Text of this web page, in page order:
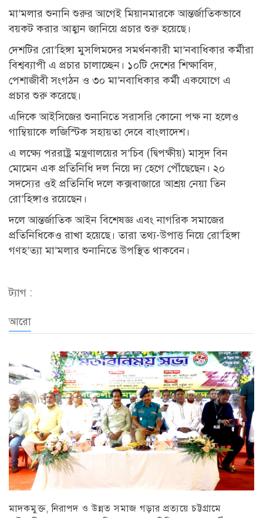
মা’মলার শুনানি শুরুর আগেই মিয়ানমারকে আন্তর্জাতিকভাবে
বয়কট করার আহ্বান জানিয়ে প্রচার শুরু হয়েছে।
দেশটির রো’হিঙ্গা মুসলিমদের সমর্থনকারী মা’নবাধিকার কর্মীরা
বিশ্বব্যাপী এ প্রচার চালাচ্ছেন। ১০টি দেশের শিক্ষাবিদ,
পেশাজীবী সংগঠন ও ৩০ মা’নবাধিকার কর্মী একযোগে এ
প্রচার শুরু করেছে।
এদিকে আইসিজের শুনানিতে সরাসরি কোনো পক্ষ না হলেও
গাম্বিয়াকে লজিস্টিক সহায়তা দেবে বাংলাদেশ।
এ লক্ষ্যে পররাষ্ট্র মন্ত্রণালয়ের স’চিব (দ্বিপক্ষীয়) মাসুদ বিন
মোমেন এক প্রতিনিধি দল নিয়ে দ্য হেগে পৌঁছেছেন। ২০
সদস্যের ওই প্রতিনিধি দলে কক্সবাজারে আশ্রয় নেয়া তিন
রো’হিঙ্গাও রয়েছেন।
দলে আন্তর্জাতিক আইন বিশেষজ্ঞ এবং নাগরিক সমাজের
প্রতিনিধিকেও রাখা হয়েছে। তারা তথ্য-উপাত্ত নিয়ে রো’হিঙ্গা
গণহ’ত্যা মা’মলার শুনানিতে উপস্থিত থাকবেন।
ট্যাগ :
আরো
মাদকমুক্ত, নিরাপদ ও উন্নত সমাজ গড়ার প্রত্যয়ে চট্টগ্রামে